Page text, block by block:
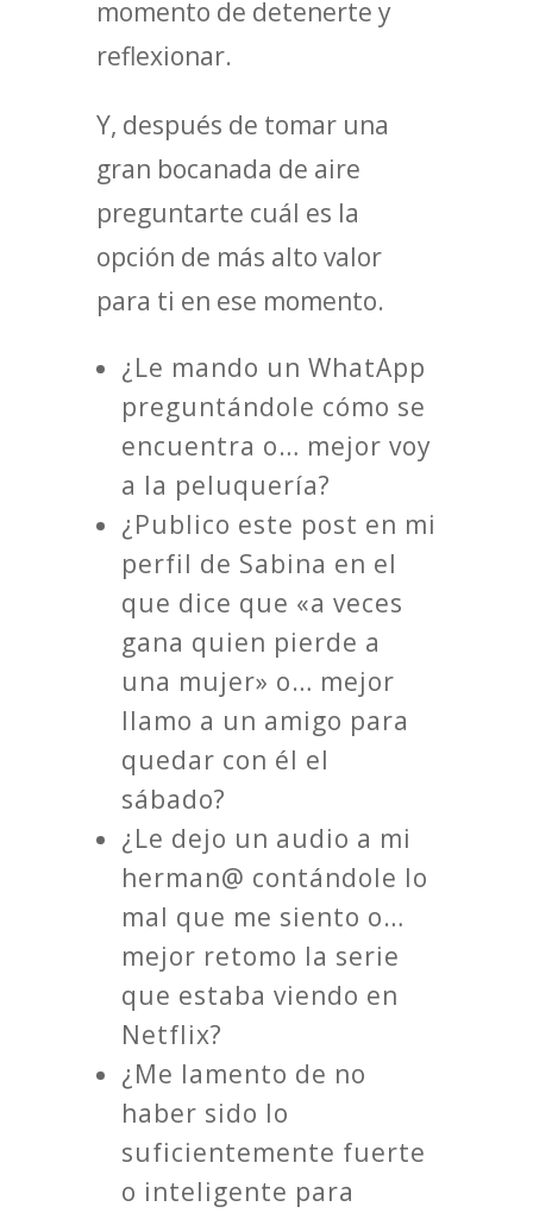
momento de detenerte y
reflexionar.
Y, después de tomar una
gran bocanada de aire
preguntarte cuál es la
opción de más alto valor
para ti en ese momento.
¿Le mando un WhatApp
preguntándole cómo se
encuentra o… mejor voy
a la peluquería?
¿Publico este post en mi
perfil de Sabina en el
que dice que «a veces
gana quien pierde a
una mujer» o… mejor
llamo a un amigo para
quedar con él el
sábado?
¿Le dejo un audio a mi
herman@ contándole lo
mal que me siento o…
mejor retomo la serie
que estaba viendo en
Netflix?
¿Me lamento de no
haber sido lo
suficientemente fuerte
o inteligente para